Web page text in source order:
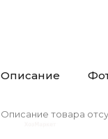
Описание
Описание товара